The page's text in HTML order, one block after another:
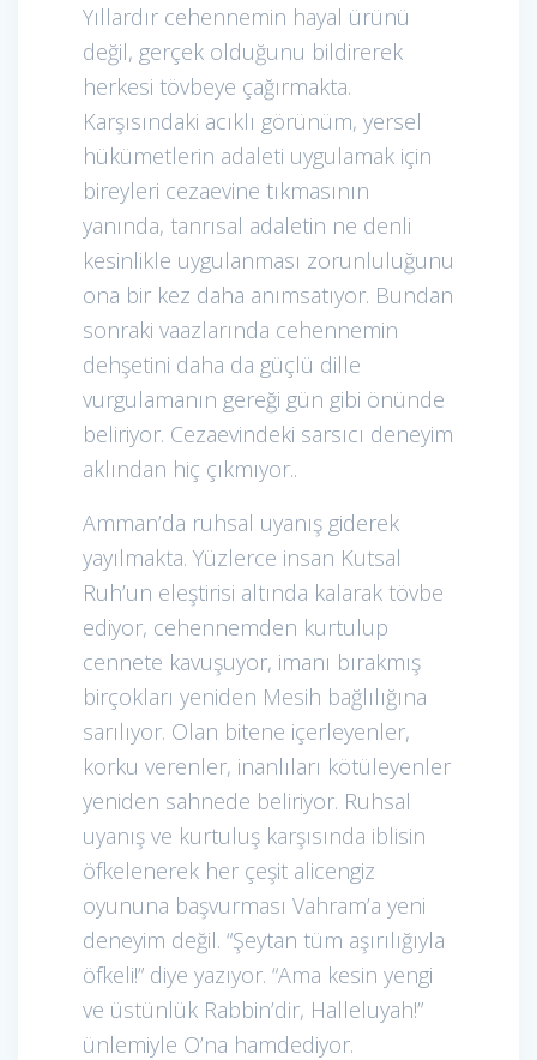
Yıllardır cehennemin hayal ürünü
değil, gerçek olduğunu bildirerek
herkesi tövbeye çağırmakta.
Karşısındaki acıklı görünüm, yersel
hükümetlerin adaleti uygulamak için
bireyleri cezaevine tıkmasının
yanında, tanrısal adaletin ne denli
kesinlikle uygulanması zorunluluğunu
ona bir kez daha anımsatıyor. Bundan
sonraki vaazlarında cehennemin
dehşetini daha da güçlü dille
vurgulamanın gereği gün gibi önünde
beliriyor. Cezaevindeki sarsıcı deneyim
aklından hiç çıkmıyor..
Amman’da ruhsal uyanış giderek
yayılmakta. Yüzlerce insan Kutsal
Ruh’un eleştirisi altında kalarak tövbe
ediyor, cehennemden kurtulup
cennete kavuşuyor, imanı bırakmış
birçokları yeniden Mesih bağlılığına
sarılıyor. Olan bitene içerleyenler,
korku verenler, inanlıları kötüleyenler
yeniden sahnede beliriyor. Ruhsal
uyanış ve kurtuluş karşısında iblisin
öfkelenerek her çeşit alicengiz
oyununa başvurması Vahram’a yeni
deneyim değil. “Şeytan tüm aşırılığıyla
öfkeli!” diye yazıyor. “Ama kesin yengi
ve üstünlük Rabbin’dir, Halleluyah!”
ünlemiyle O’na hamdediyor.